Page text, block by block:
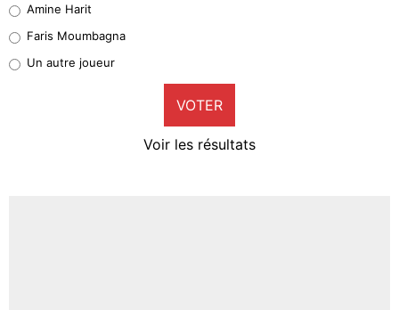
1%
9%
Amine Harit
Faris Moumbagna
Un autre joueur
VOTER
Voir les résultats